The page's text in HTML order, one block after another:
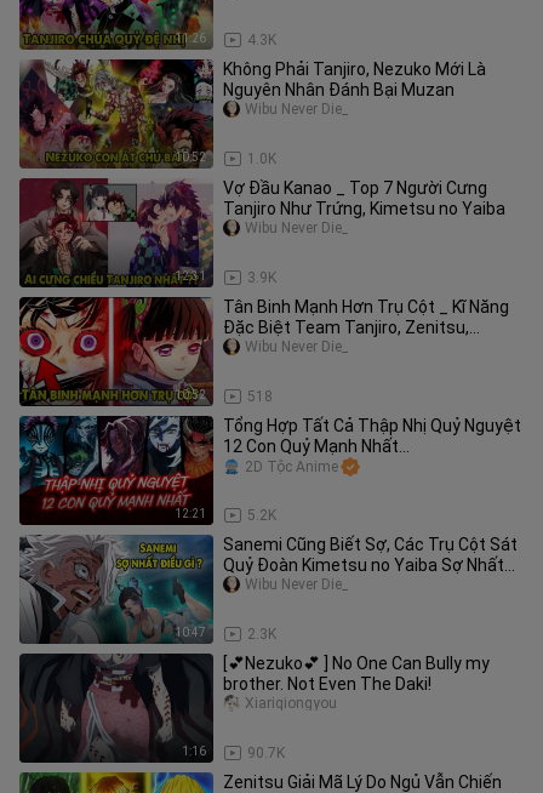
11:26 4.3K
10:52
Không Phải Tanjiro, Nezuko Mới Là
Nguyên Nhân Đánh Bại Muzan
1.0K
Wibu Never Die_
12:31
Vợ Đầu Kanao _ Top 7 Người Cưng
Tanjiro Như Trứng, Kimetsu no Yaiba
3.9K
Wibu Never Die_
10:52
Tân Binh Mạnh Hơn Trụ Cột _ Kĩ Năng
Đặc Biệt Team Tanjiro, Zenitsu,
Inosuke Kime
518
Wibu Never Die_
12:21
Tổng Hợp Tất Cả Thập Nhị Quỷ Nguyệt
12 Con Quỷ Mạnh Nhất
Kokushibou,Douma,Akaza... Kimetsu
5.2K
2D Tộc Anime
10:47
Sanemi Cũng Biết Sợ, Các Trụ Cột Sát
Quỷ Đoàn Kimetsu no Yaiba Sợ Nhất
Điều Gì
2.3K
Wibu Never Die_
1:16
[💕Nezuko💕 ] No One Can Bully my
brother. Not Even The Daki!
90.7K
Xiariqiongyou
Zenitsu Giải Mã Lý Do Ngủ Vẫn Chiến